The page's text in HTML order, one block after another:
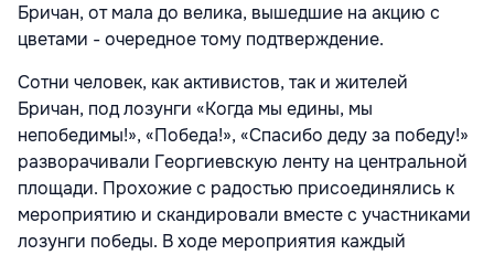
Бричан, от мала до велика, вышедшие на акцию с
цветами - очередное тому подтверждение.
Сотни человек, как активистов, так и жителей
Бричан, под лозунги «Когда мы едины, мы
непобедимы!», «Победа!», «Спасибо деду за победу!»
разворачивали Георгиевскую ленту на центральной
площади. Прохожие с радостью присоединялись к
мероприятию и скандировали вместе с участниками
лозунги победы. В ходе мероприятия каждый